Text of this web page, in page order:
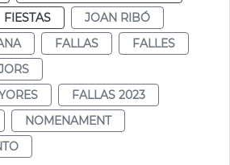
FIESTAS
JOAN RIBÓ
FALLAS
FALLES
FALLAS 2023
NOMENAMENT